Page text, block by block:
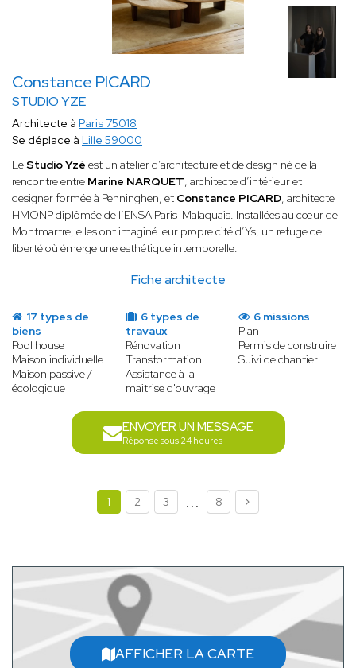
Constance PICARD
STUDIO YZE
Fiche architecte
Architecte à Paris 75018
Se déplace à Lille 59000
LeStudio Yzé est un atelier d’architecture et de design né de la
rencontre entre Marine NARQUET, architecte d’intérieur et
designer formée à Penninghen, et Constance PICARD, architecte
HMONP diplômée de l’ENSA Paris-Malaquais. Installées au cœur de
Montmartre, elles ont imaginé leur propre cité d’Ys, un refuge de
liberté où émerge une esthétique intemporelle.
17 types de
biens
Pool house
Maison individuelle
Maison passive /
écologique
6 types de
travaux
Rénovation
Transformation
Assistance à la
maitrise d'ouvrage
6 missions
Plan
Permis de construire
Suivi de chantier
ENVOYER UN MESSAGE
Réponse sous 24 heures
1 2 3 ... 8
AFFICHER LA CARTE